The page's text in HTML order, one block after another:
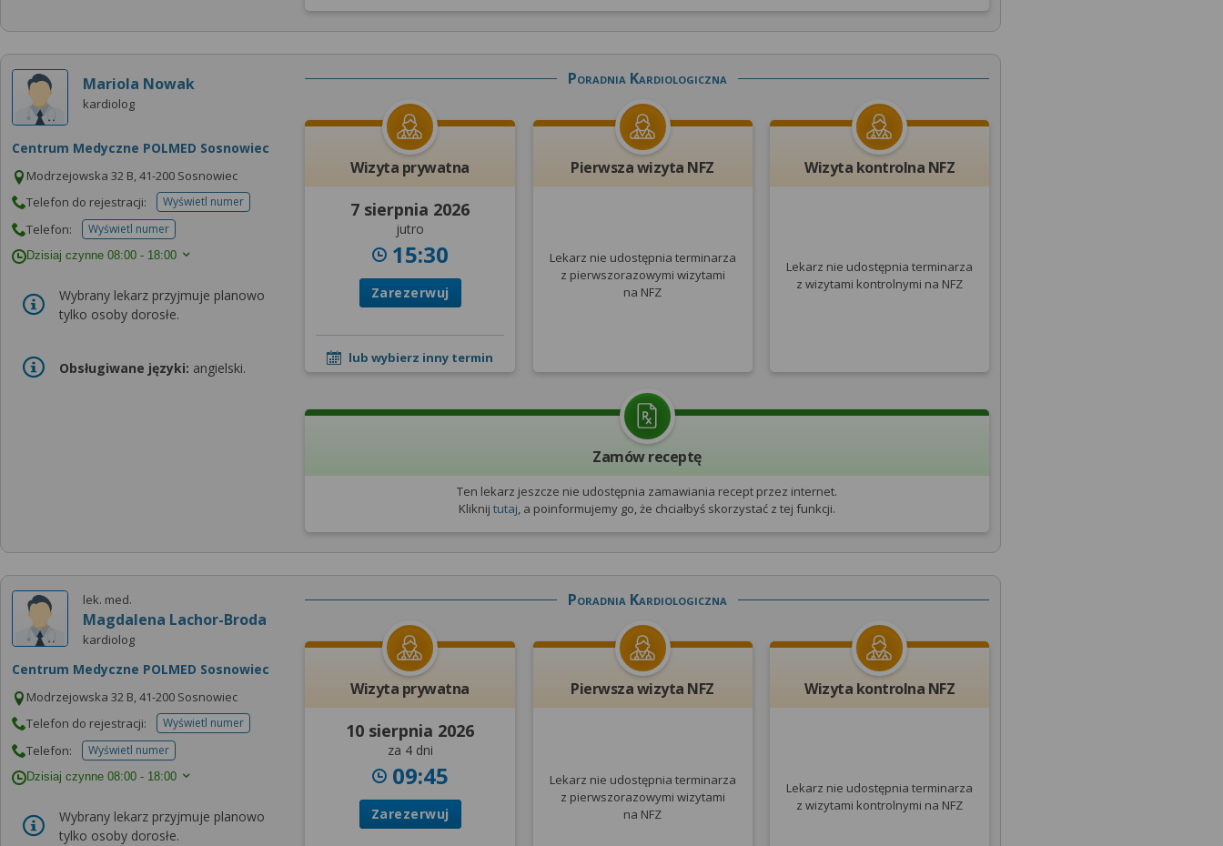
Mariola Nowak
kardiolog
Centrum Medyczne POLMED Sosnowiec
Modrzejowska 32 B, 41-200 Sosnowiec
Telefon do rejestracji:
Wyświetl numertelefonu do rejestracji
Telefon: Wyświetl numertelefonu do placowki
Dzisiaj czynne 08:00 - 18:00
Wybrany lekarz przyjmuje planowo
tylko osoby dorosłe.
Obsługiwane języki: angielski.
Poradnia Kardiologiczna
Wizyta prywatna
7 sierpnia 2026
jutro
15:30
Zarezerwuj
lub wybierz inny termin
Pierwsza wizyta NFZ
Lekarz nie udostępnia terminarza
z pierwszorazowymi wizytami
na NFZ
Wizyta kontrolna NFZ
Lekarz nie udostępnia terminarza
z wizytami kontrolnymi na NFZ
Zamów receptę
Ten lekarz jeszcze nie udostępnia zamawiania recept przez internet.
Kliknijtutaj, a poinformujemy go, że chciałbyś skorzystać z tej funkcji.
lek. med.
Magdalena Lachor-Broda
kardiolog
Centrum Medyczne POLMED Sosnowiec
Modrzejowska 32 B, 41-200 Sosnowiec
Telefon do rejestracji:
Wyświetl numertelefonu do rejestracji
Telefon: Wyświetl numertelefonu do placowki
Dzisiaj czynne 08:00 - 18:00
Wybrany lekarz przyjmuje planowo
tylko osoby dorosłe.
Poradnia Kardiologiczna
Wizyta prywatna
10 sierpnia 2026
za 4 dni
09:45
Zarezerwuj
Pierwsza wizyta NFZ
Lekarz nie udostępnia terminarza
z pierwszorazowymi wizytami
na NFZ
Wizyta kontrolna NFZ
Lekarz nie udostępnia terminarza
z wizytami kontrolnymi na NFZ